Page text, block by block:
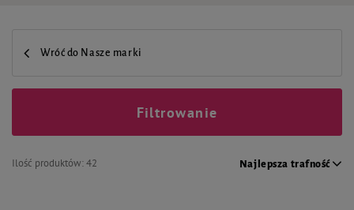
Wróć do Nasze marki
Ilość produktów:42 Najlepsza trafność
Filtrowanie